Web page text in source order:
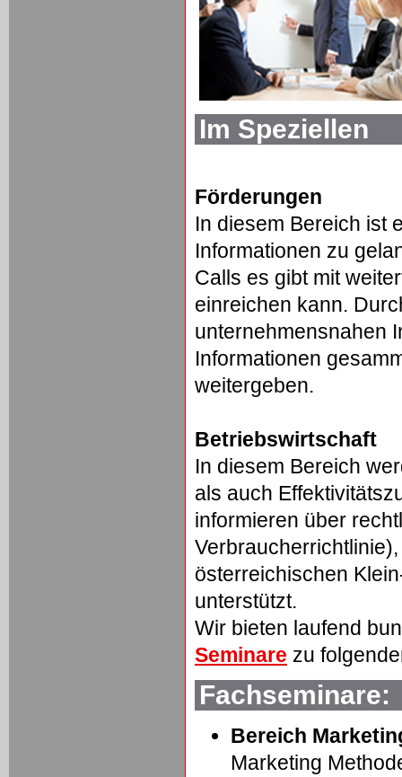
Im Speziellen
Förderungen
In diesem Bereich ist
Informationen zu
Calls es gibt mit
einreichen kann.
unternehmensnahen
Informationen
weitergeben.
Betriebswirtschaft
In diesem Bereich
als auch
informieren über
österreichischen
unterstützt.
Wir bieten laufend
Seminare zu
Fachseminare:
Bereich
Marketing